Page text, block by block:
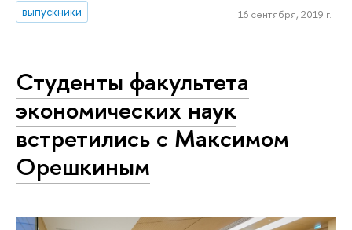
выпускники
16 сентября, 2019 г.
Студенты факультета
экономических наук
встретились с Максимом
Орешкиным